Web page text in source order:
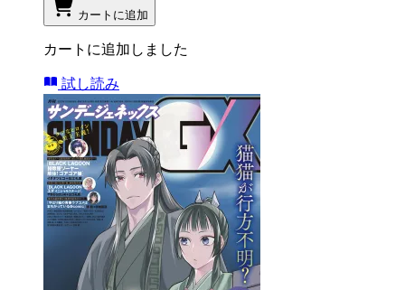
カートに追加
カートに追加しました
試し読み